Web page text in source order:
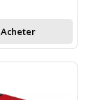
Acheter